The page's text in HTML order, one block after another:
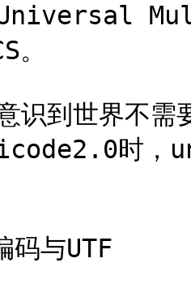
Universal
。
识到世界不需
时，
与UTF